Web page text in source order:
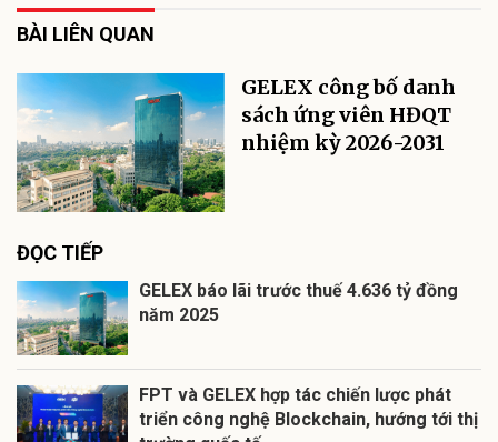
BÀI LIÊN QUAN
GELEX công bố danh
sách ứng viên HĐQT
nhiệm kỳ 2026-2031
ĐỌC TIẾP
GELEX báo lãi trước thuế 4.636 tỷ đồng
năm 2025
FPT và GELEX hợp tác chiến lược phát
triển công nghệ Blockchain, hướng tới thị